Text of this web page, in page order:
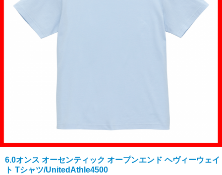
6.0オンス オーセンティック オープンエンド ヘヴィーウェイ
ト Tシャツ/UnitedAthle4500